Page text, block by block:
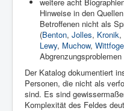
Hinweise in den
Betroffenen nicht als
(Benton, Jolles, Kronik,
Lewy, Muchow,
Der Katalog dokumentiert
Personen, die nicht als
sind. Es sind
Komplexität des Feldes